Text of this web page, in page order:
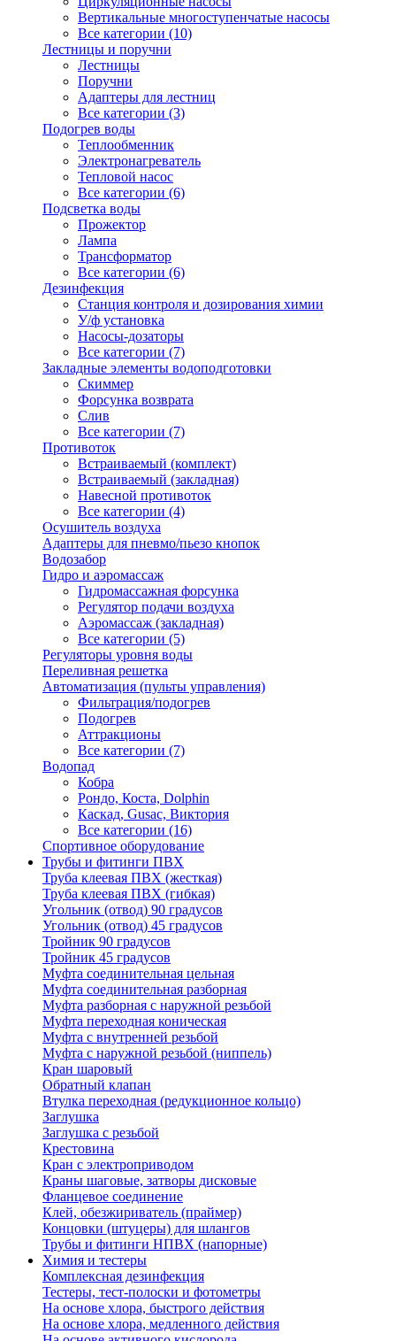
Вертикальные многоступенчатые насосы
Все категории (10)
Лестницы и поручни
Лестницы
Поручни
Адаптеры для лестниц
Все категории (3)
Подогрев воды
Теплообменник
Электронагреватель
Тепловой насос
Все категории (6)
Подсветка воды
Прожектор
Лампа
Трансформатор
Все категории (6)
Дезинфекция
Станция контроля и дозирования химии
У/ф установка
Насосы-дозаторы
Все категории (7)
Закладные элементы водоподготовки
Скиммер
Форсунка возврата
Слив
Все категории (7)
Противоток
Встраиваемый (комплект)
Встраиваемый (закладная)
Навесной противоток
Все категории (4)
Осушитель воздуха
Адаптеры для пневмо/пьезо кнопок
Водозабор
Гидро и аэромассаж
Гидромассажная форсунка
Регулятор подачи воздуха
Аэромассаж (закладная)
Все категории (5)
Регуляторы уровня воды
Переливная решетка
Автоматизация (пульты управления)
Фильтрация/подогрев
Подогрев
Аттракционы
Все категории (7)
Водопад
Кобра
Рондо, Коста, Dolphin
Каскад, Gusac, Виктория
Все категории (16)
Спортивное оборудование
Трубы и фитинги ПВХ
Труба клеевая ПВХ (жесткая)
Труба клеевая ПВХ (гибкая)
Угольник (отвод) 90 градусов
Угольник (отвод) 45 градусов
Тройник 90 градусов
Тройник 45 градусов
Муфта соединительная цельная
Муфта соединительная разборная
Муфта разборная с наружной резьбой
Муфта переходная коническая
Муфта с внутренней резьбой
Муфта с наружной резьбой (ниппель)
Кран шаровый
Обратный клапан
Втулка переходная (редукционное кольцо)
Заглушка
Заглушка с резьбой
Крестовина
Кран с электроприводом
Краны шаговые, затворы дисковые
Фланцевое соединение
Клей, обезжириватель (праймер)
Концовки (штуцеры) для шлангов
Трубы и фитинги НПВХ (напорные)
Химия и тестеры
Комплексная дезинфекция
Тестеры, тест-полоски и фотометры
На основе хлора, быстрого действия
На основе хлора, медленного действия